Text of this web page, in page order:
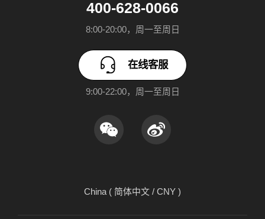
400-628-0066
8:00-20:00，周一至周日
在线客服
9:00-22:00，周一至周日
China ( 简体中文 / CNY )